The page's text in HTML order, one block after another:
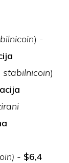
) -
stabilnicoin)
- $6,4